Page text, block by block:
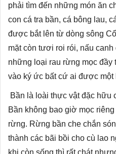
phải tìm đến những món ăn
con cá tra bần, cá bông lau,
được bắt lên từ dòng sông
mặt còn tươi roi rói, nấu
những loại rau rừng mọc đầy
vào ký ức bất cứ ai được một
Bần là loài thực vật đặc hữu
Bần không bao giờ mọc
rừng. Rừng bần che chắn
thành các bãi bồi cho cù lao
khi còn sống thì rất chát